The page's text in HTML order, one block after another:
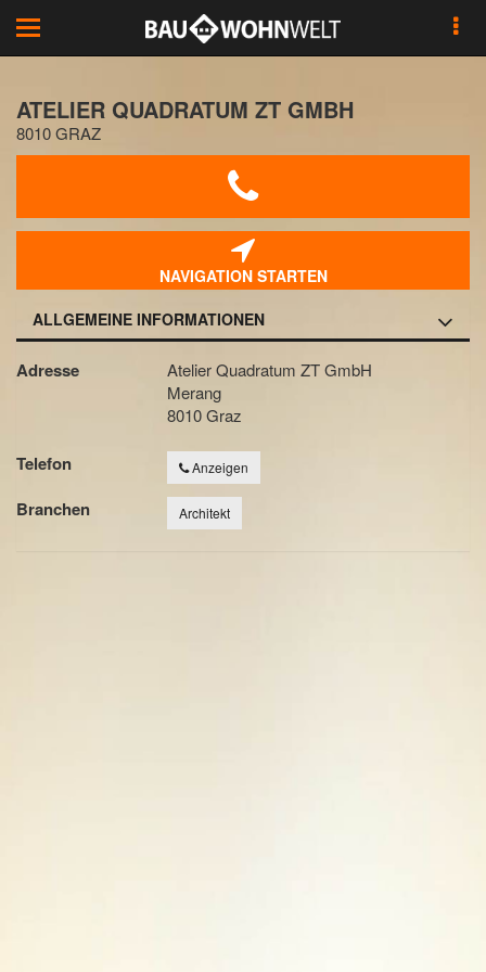
Toggle
navigation
ATELIER QUADRATUM ZT GMBH
8010 GRAZ
NAVIGATION STARTEN
ALLGEMEINE INFORMATIONEN
Adresse
Atelier Quadratum ZT GmbH
Merang
8010 Graz
Telefon Anzeigen
Branchen Architekt